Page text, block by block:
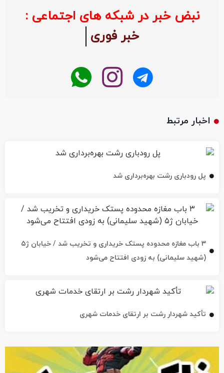
نبض خبر در شبکه های اجتماعی :
خبر فوری
اخبار مرتبط
پل رودباری رشت بهره‌برداری شد
۳ باب مغازه محدوده پستک خریداری و تخریب شد / خیابان ژ۵
(شهید سلیمانی) به زودی افتتاح می‌شود
تأکید شهردار رشت بر ارتقای خدمات شهری